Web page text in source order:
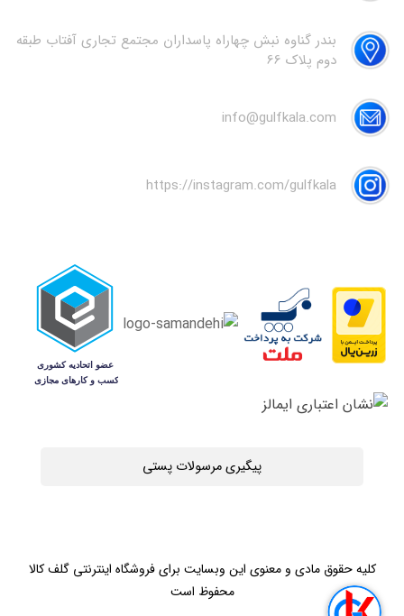
بندر گناوه نبش چهاراه پاسداران مجتمع تجاری آفتاب طبقه
دوم پلاک 66
info@gulfkala.com
https://instagram.com/gulfkala
پیگیری مرسولات پستی
کلیه حقوق مادی و معنوی این وبسایت برای فروشگاه اینترنتی گلف کالا
محفوظ است